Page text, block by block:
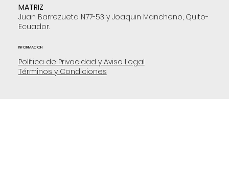
MATRIZ
Juan Barrezueta N77-53 y Joaquin Mancheno, Quito-
Ecuador.
INFORMACION
Política de Privacidad y Aviso Legal
Términos y Condiciones